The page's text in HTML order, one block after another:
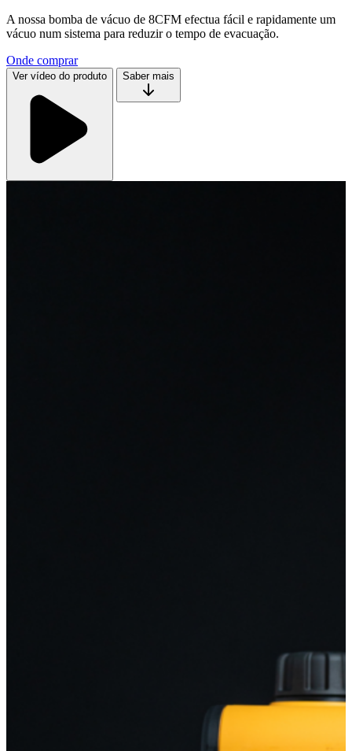
A nossa bomba de vácuo de 8CFM efectua fácil e rapidamente um
vácuo num sistema para reduzir o tempo de evacuação.
Onde comprar
Ver vídeo do produto Saber mais